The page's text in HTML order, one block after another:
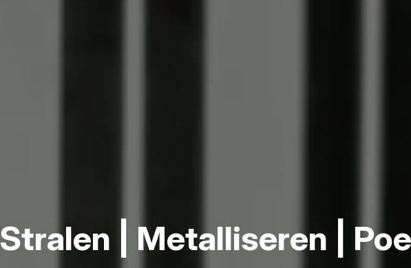
Stralen | Metalliseren |